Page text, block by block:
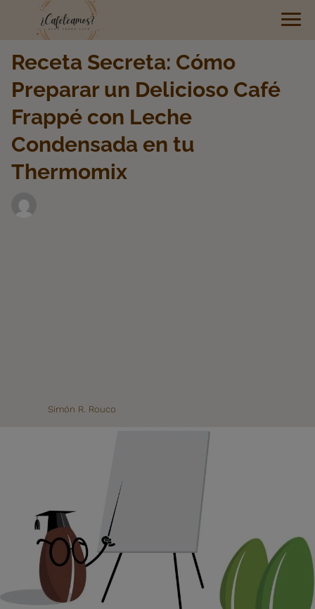
Receta Secreta: Cómo
Preparar un Delicioso Café
Frappé con Leche
Condensada en tu
Thermomix
Simón R. Rouco